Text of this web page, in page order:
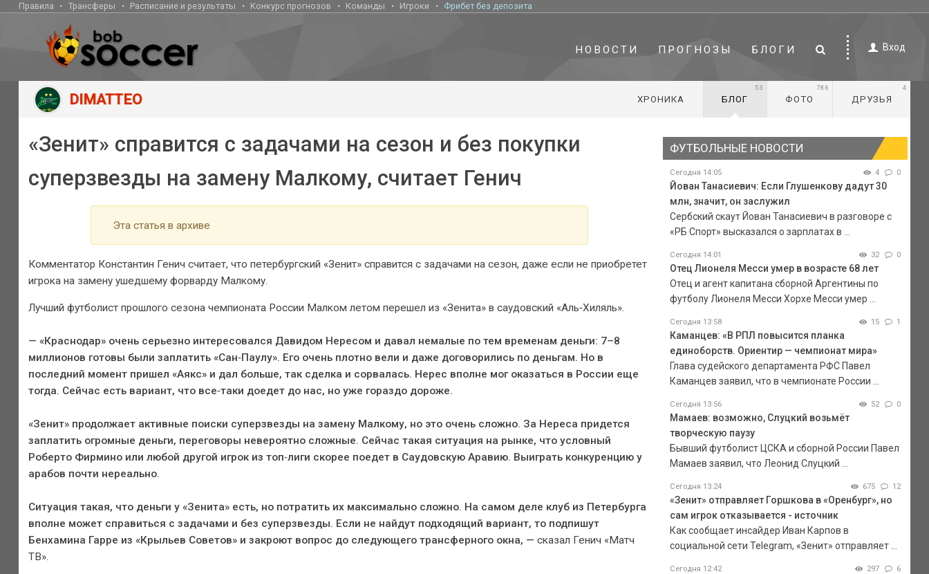
Правила Трансферы Расписание и результаты Конкурс прогнозов Команды Игроки Фрибет без депозита
НОВОСТИ ПРОГНОЗЫ БЛОГИ Вход
DIMATTEO ХРОНИКА БЛОГ
53
ФОТО
786
ДРУЗЬЯ
4
«Зенит» справится с задачами на сезон и без покупки
суперзвезды на замену Малкому, считает Генич
Эта статья в архиве
Комментатор Константин Генич считает, что петербургский «Зенит» справится с задачами на сезон, даже если не приобретет
игрока на замену ушедшему форварду Малкому.
Лучший футболист прошлого сезона чемпионата России Малком летом перешел из «Зенита» в саудовский «Аль‑Хиляль».
— «Краснодар» очень серьезно интересовался Давидом Нересом и давал немалые по тем временам деньги: 7–8
миллионов готовы были заплатить «Сан‑Паулу». Его очень плотно вели и даже договорились по деньгам. Но в
последний момент пришел «Аякс» и дал больше, так сделка и сорвалась. Нерес вполне мог оказаться в России еще
тогда. Сейчас есть вариант, что все‑таки доедет до нас, но уже гораздо дороже.
«Зенит» продолжает активные поиски суперзвезды на замену Малкому, но это очень сложно. За Нереса придется
заплатить огромные деньги, переговоры невероятно сложные. Сейчас такая ситуация на рынке, что условный
Роберто Фирмино или любой другой игрок из топ‑лиги скорее поедет в Саудовскую Аравию. Выиграть конкуренцию у
арабов почти нереально.
Ситуация такая, что деньги у «Зенита» есть, но потратить их максимально сложно. На самом деле клуб из Петербурга
вполне может справиться с задачами и без суперзвезды. Если не найдут подходящий вариант, то подпишут
Бенхамина Гарре из «Крыльев Советов» и закроют вопрос до следующего трансферного окна, — сказал Генич «Матч
ТВ».
ФУТБОЛЬНЫЕ НОВОСТИ
Сегодня 14:05 4 0
Йован Танасиевич: Если Глушенкову дадут 30
млн, значит, он заслужил
Сербский скаут Йован Танасиевич в разговоре с
«РБ Спорт» высказался о зарплатах в ...
Сегодня 14:01 32 0
Отец Лионеля Месси умер в возрасте 68 лет
Отец и агент капитана сборной Аргентины по
футболу Лионеля Месси Хорхе Месси умер ...
Сегодня 13:58 15 1
Каманцев: «В РПЛ повысится планка
единоборств. Ориентир — чемпионат мира»
Глава судейского департамента РФС Павел
Каманцев заявил, что в чемпионате России ...
Сегодня 13:56 52 0
Мамаев: возможно, Слуцкий возьмёт
творческую паузу
Бывший футболист ЦСКА и сборной России Павел
Мамаев заявил, что Леонид Слуцкий ...
Сегодня 13:24 675 12
«Зенит» отправляет Горшкова в «Оренбург», но
сам игрок отказывается - источник
Как сообщает инсайдер Иван Карпов в
социальной сети Telegram, «Зенит» отправляет ...
Сегодня 12:42 297 6